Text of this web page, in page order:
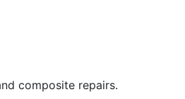
composite repairs.